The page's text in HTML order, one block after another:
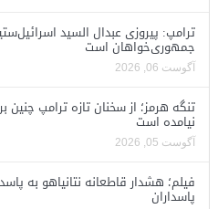
ترامپ: پیروزی عبدال السید
جمهوری‌خواهان است
آگوست 06, 2026
تنگه هرمز؛ از سخنان تازه ترامپ
نیامده است
آگوست 05, 2026
فیلم؛ هشدار قاطعانه نتانیاهو به
پاسداران